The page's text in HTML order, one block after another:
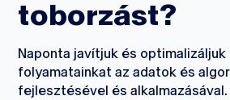
toborzást?
Naponta javítjuk és
folyamatainkat az adatok és
fejlesztésével és alkalmazásával.